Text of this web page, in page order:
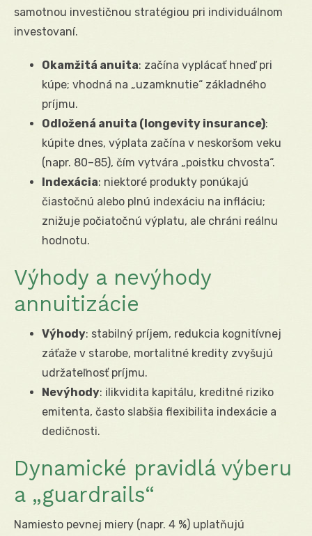
samotnou investičnou stratégiou pri individuálnom
investovaní.
Okamžitá anuita: začína vyplácať hneď pri
kúpe; vhodná na „uzamknutie“ základného
príjmu.
Odložená anuita (longevity insurance):
kúpite dnes, výplata začína v neskoršom veku
(napr. 80–85), čím vytvára „poistku chvosta“.
Indexácia: niektoré produkty ponúkajú
čiastočnú alebo plnú indexáciu na infláciu;
znižuje počiatočnú výplatu, ale chráni reálnu
hodnotu.
Výhody a nevýhody
annuitizácie
Výhody: stabilný príjem, redukcia kognitívnej
záťaže v starobe, mortalitné kredity zvyšujú
udržateľnosť príjmu.
Nevýhody: ilikvidita kapitálu, kreditné riziko
emitenta, často slabšia flexibilita indexácie a
dedičnosti.
Dynamické pravidlá výberu
a „guardrails“
Namiesto pevnej miery (napr. 4 %) uplatňujú